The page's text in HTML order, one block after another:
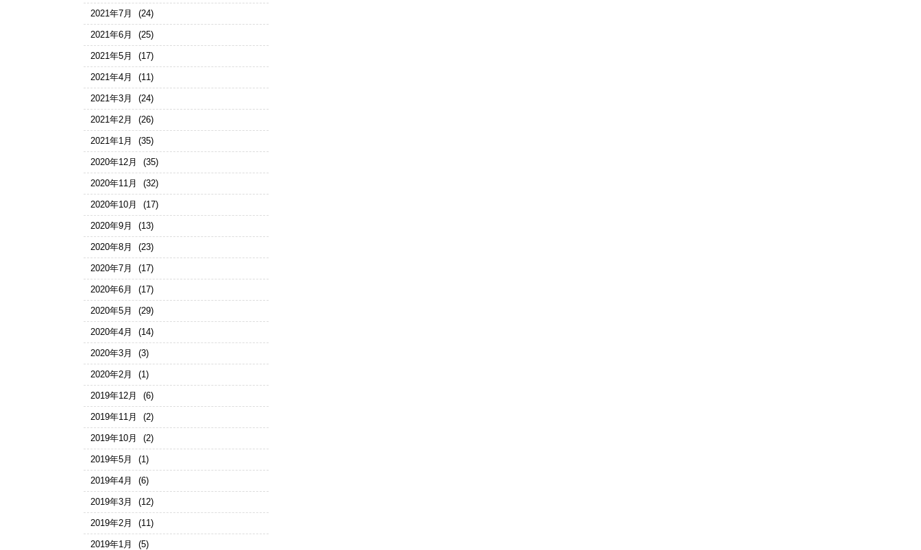
2021年7月 (24)
2021年6月 (25)
2021年5月 (17)
2021年4月 (11)
2021年3月 (24)
2021年2月 (26)
2021年1月 (35)
2020年12月 (35)
2020年11月 (32)
2020年10月 (17)
2020年9月 (13)
2020年8月 (23)
2020年7月 (17)
2020年6月 (17)
2020年5月 (29)
2020年4月 (14)
2020年3月 (3)
2020年2月 (1)
2019年12月 (6)
2019年11月 (2)
2019年10月 (2)
2019年5月 (1)
2019年4月 (6)
2019年3月 (12)
2019年2月 (11)
2019年1月 (5)